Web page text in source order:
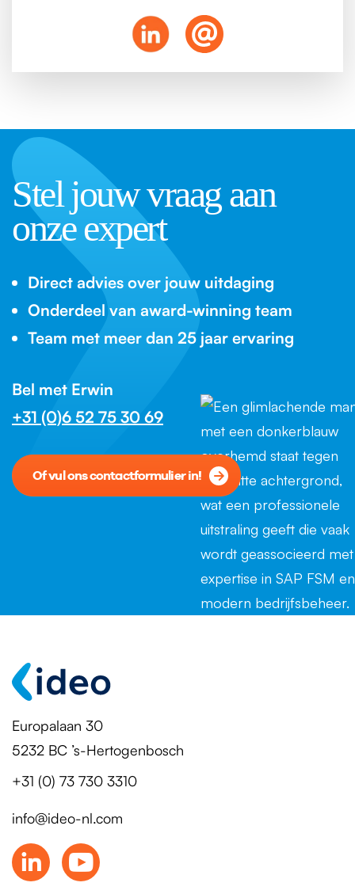
Stel jouw vraag aan
onze expert
Direct advies over jouw uitdaging
Onderdeel van award-winning team
Team met meer dan 25 jaar ervaring
Bel met Erwin
+31 (0)6 52 75 30 69
Of vul ons contactformulier in!
Europalaan 30
5232 BC ’s-Hertogenbosch
+31 (0) 73 730 3310
info@ideo-nl.com